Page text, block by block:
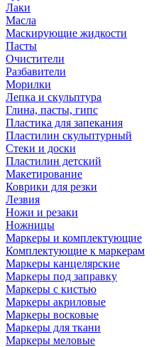
Лаки
Масла
Маскирующие жидкости
Пасты
Очистители
Разбавители
Морилки
Лепка и скульптура
Глина, пасты, гипс
Пластика для запекания
Пластилин скульптурный
Стеки и доски
Пластилин детский
Макетирование
Коврики для резки
Лезвия
Ножи и резаки
Ножницы
Маркеры и комплектующие
Комплектующие к маркерам
Маркеры канцелярские
Маркеры под заправку
Маркеры с кистью
Маркеры акриловые
Маркеры восковые
Маркеры для ткани
Маркеры меловые